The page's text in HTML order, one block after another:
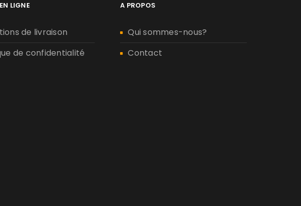
LIGNE
de livraison
de confidentialité
A PROPOS
Qui sommes-nous?
Contact